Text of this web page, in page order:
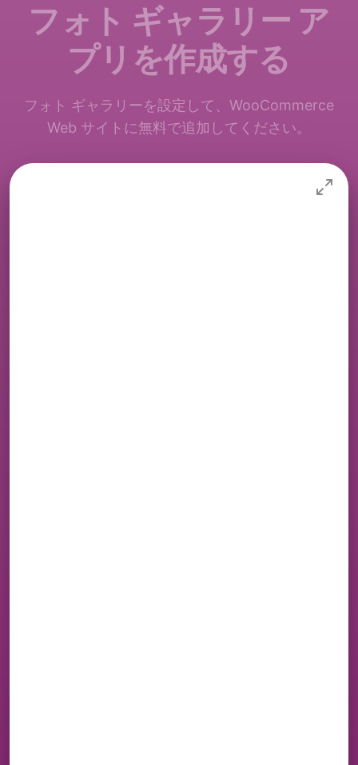
フォト ギャラリー ア
プリを作成する
フォト ギャラリーを設定して、WooCommerce
Web サイトに無料で追加してください。